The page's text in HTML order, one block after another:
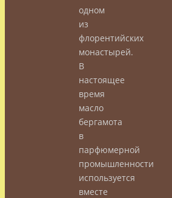
одном
из
флорентийских
монастырей.
В
настоящее
время
масло
бергамота
в
парфюмерной
промышленности
используется
вместе